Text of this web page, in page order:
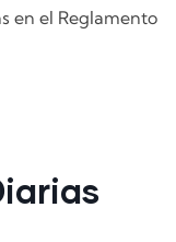
en el Reglamento